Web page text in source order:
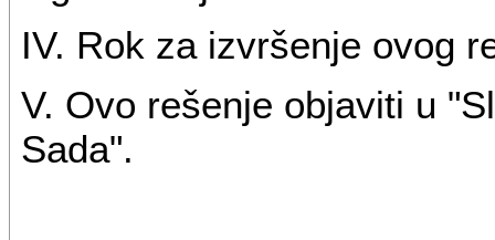
IV. Rok za izvršenje ovog
V. Ovo rešenje objaviti u
Sada".